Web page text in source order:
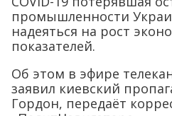
промышленности
надеяться на рост
показателей.
Об этом в эфире
заявил киевский
Гордон, передаёт